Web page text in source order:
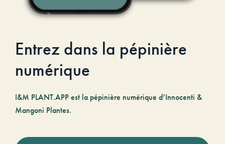
Entrez dans la pépinière
numérique
I&M PLANT.APP est la pépinière numérique d’Innocenti &
Mangoni Plantes.